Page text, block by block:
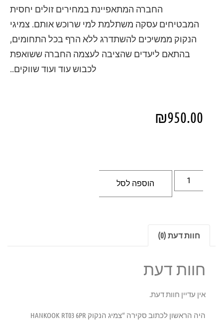
החברה המתאפיינת במחירים זולים יחסית
המבטיחים עסקה משתלמת למי שרוכש אותם. צמיגי
הנקוק ממשיכים להשתדרג ללא הרף בכל התחומים,
בהתאם ליעדים שהציבה לעצמה החברה ששואפת
לכבוש עוד ועוד שווקים..
₪950.00
הוספה לסל
חוות דעת (0)
חוות דעת
אין עדיין חוות דעת.
היה הראשון לכתוב סקירה “צמיג הנקוק HANKOOK RT03 6PR